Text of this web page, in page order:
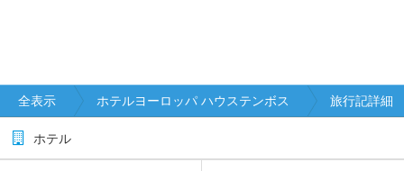
全表示 ホテルヨーロッパ ハウステンボス 旅行記詳細
ホテル